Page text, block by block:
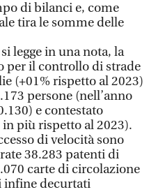
di bilanci e, come
tira le somme delle
legge in una nota, la
per il controllo di strade
(+01% rispetto al 2023)
persone (nell’anno
e contestato
più rispetto al 2023).
di velocità sono
38.283 patenti di
carte di circolazione
infine decurtati